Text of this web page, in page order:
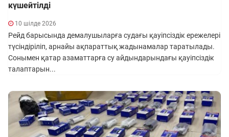
күшейтілді
10 шілде 2026
Рейд барысында демалушыларға судағы қауіпсіздік ережелері
түсіндіріліп, арнайы ақпараттық жадынамалар таратылады.
Сонымен қатар азаматтарға су айдындарындағы қауіпсіздік
талаптарын...